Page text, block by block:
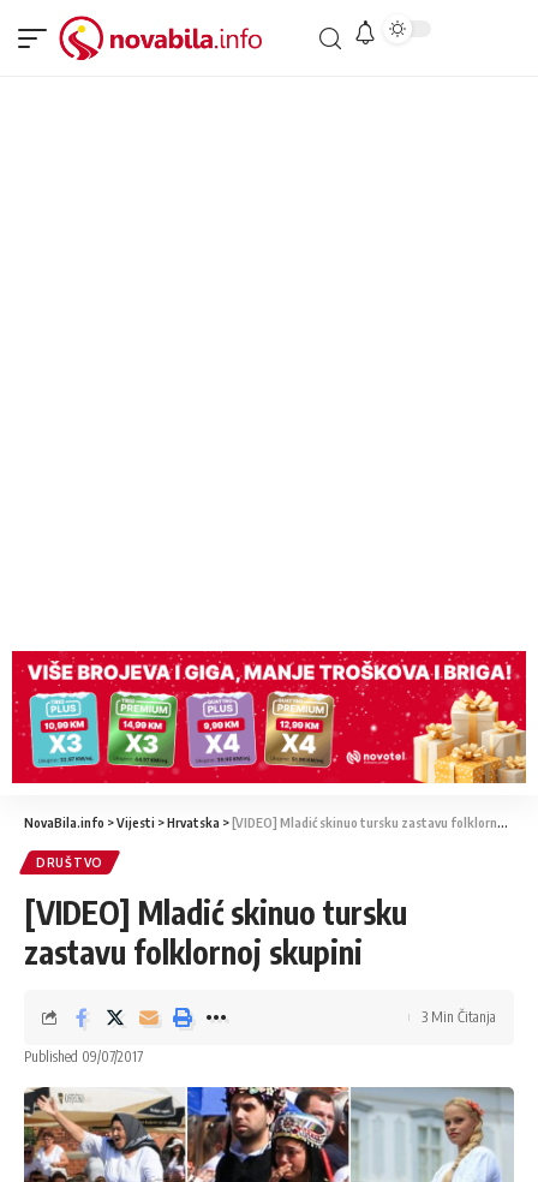
NovaBila.info >Vijesti >Hrvatska > [VIDEO] Mladić skinuo tursku zastavu folklornoj skupini
DRUŠTVO
[VIDEO] Mladić skinuo tursku
zastavu folklornoj skupini
Published 09/07/2017
3 Min Čitanja